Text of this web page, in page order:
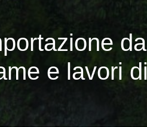
e lavori